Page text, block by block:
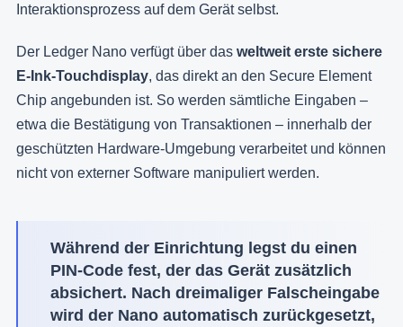
Interaktionsprozess auf dem Gerät selbst.
Der Ledger Nano verfügt über das weltweit erste sichere
E-Ink-Touchdisplay, das direkt an den Secure Element
Chip angebunden ist. So werden sämtliche Eingaben –
etwa die Bestätigung von Transaktionen – innerhalb der
geschützten Hardware-Umgebung verarbeitet und können
nicht von externer Software manipuliert werden.
Während der Einrichtung legst du einen
PIN-Code fest, der das Gerät zusätzlich
absichert. Nach dreimaliger Falscheingabe
wird der Nano automatisch zurückgesetzt,